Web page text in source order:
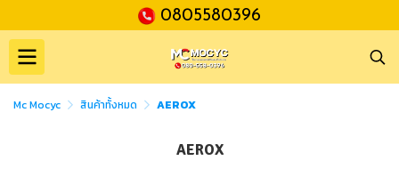
0805580396
Mc Mocyc สินค้าทั้งหมด AEROX
AEROX